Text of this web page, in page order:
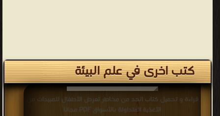
كتب اخرى في علم البيئة
قراءة و تحميل كتاب الحد من مخاطر تعرض الأطفال للمبيدات من
الأغذية المتداولة بالأسواق PDF مجانا